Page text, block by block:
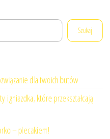
Szukaj
dla twoich butów
i gniazdka, które przekształcają
– plecakiem!